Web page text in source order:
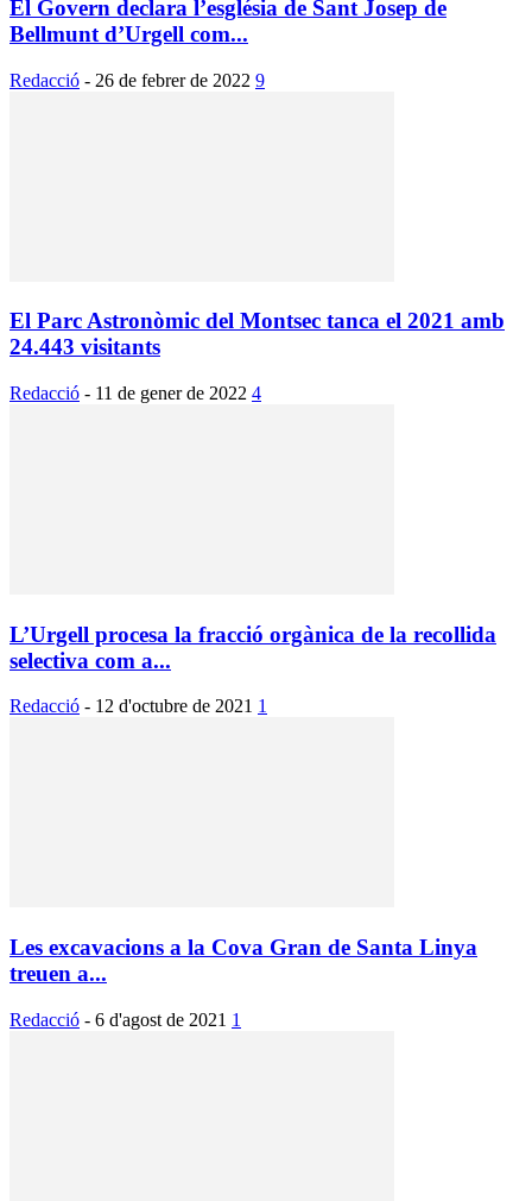
El Govern declara l’església de Sant Josep de
Bellmunt d’Urgell com...
Redacció - 26 de febrer de 2022 9
El Parc Astronòmic del Montsec tanca el 2021 amb
24.443 visitants
Redacció - 11 de gener de 2022 4
L’Urgell procesa la fracció orgànica de la recollida
selectiva com a...
Redacció - 12 d'octubre de 2021 1
Les excavacions a la Cova Gran de Santa Linya
treuen a...
Redacció - 6 d'agost de 2021 1